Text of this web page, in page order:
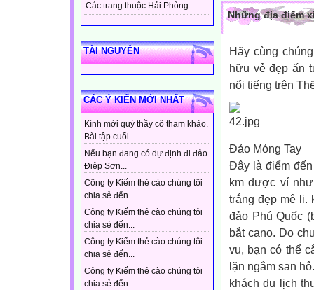
Các trang thuộc Hải Phòng
TÀI NGUYÊN
CÁC Ý KIẾN MỚI NHẤT
Kính mời quý thầy cô tham khảo.
Bài tập cuối...
Nếu bạn đang có dự định đi đảo
Điệp Sơn...
Công ty Kiếm thẻ cào chúng tôi
chia sẻ đến...
Công ty Kiếm thẻ cào chúng tôi
chia sẻ đến...
Công ty Kiếm thẻ cào chúng tôi
chia sẻ đến...
Công ty Kiếm thẻ cào chúng tôi
chia sẻ đến...
Những địa điểm
Hãy cùng
hữu vẻ đẹp ấn
nổi tiếng trên
Đảo Móng Tay
Đây là điểm
km được ví
trắng đẹp mê li.
đảo Phú Quốc
bắt cano. Do
vu, bạn có thể
lặn ngắm san hô.
khách du lịch